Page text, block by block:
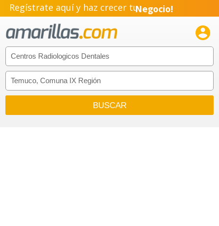
Regístrate aquí y haz crecer tuNegocio!
Emprendimiento!
